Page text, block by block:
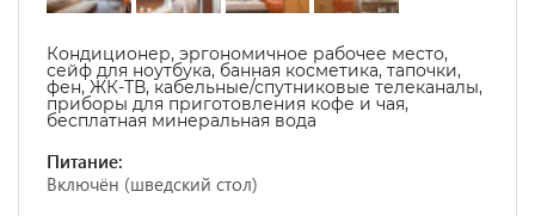
Кондиционер, эргономичное рабочее место,
сейф для ноутбука, банная косметика, тапочки,
фен, ЖК-ТВ, кабельные/спутниковые телеканалы,
приборы для приготовления кофе и чая,
бесплатная минеральная вода
Питание:
Включён (шведский стол)